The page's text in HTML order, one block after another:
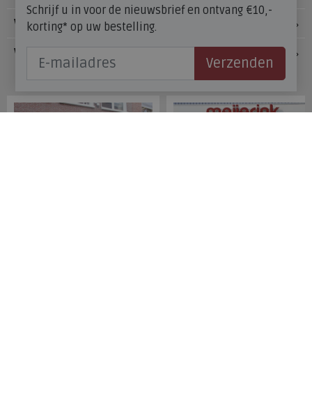
Voetzorg
Veelgestelde vragen
Schrijf u in voor de nieuwsbrief en ontvang €10,-
korting* op uw bestelling.
Verzenden